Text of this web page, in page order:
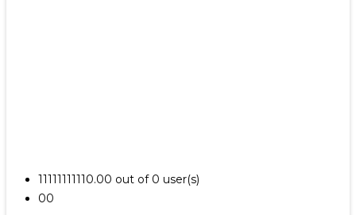
11111111110.00 out of 0 user(s)
00